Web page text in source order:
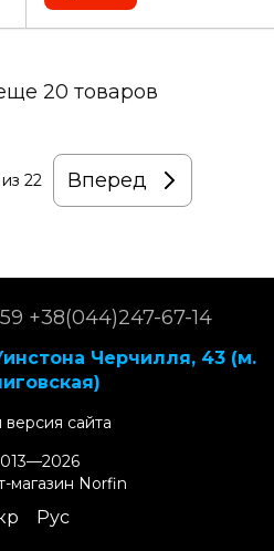
20 товаров
из 22 Вперед
+38(044)247-67-14
Черчилля, 43 (м.
версия сайта
магазин Norfin
Рус